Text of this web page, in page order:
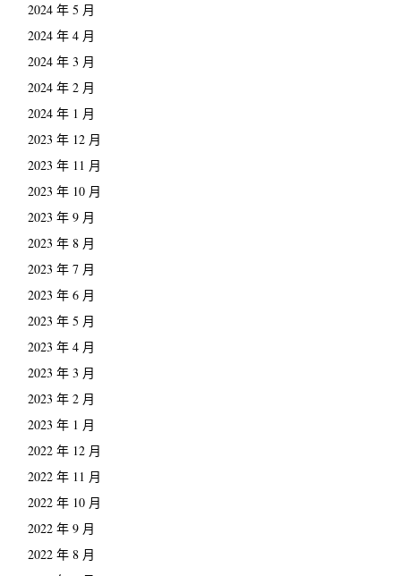
2024 年 5 月
2024 年 4 月
2024 年 3 月
2024 年 2 月
2024 年 1 月
2023 年 12 月
2023 年 11 月
2023 年 10 月
2023 年 9 月
2023 年 8 月
2023 年 7 月
2023 年 6 月
2023 年 5 月
2023 年 4 月
2023 年 3 月
2023 年 2 月
2023 年 1 月
2022 年 12 月
2022 年 11 月
2022 年 10 月
2022 年 9 月
2022 年 8 月